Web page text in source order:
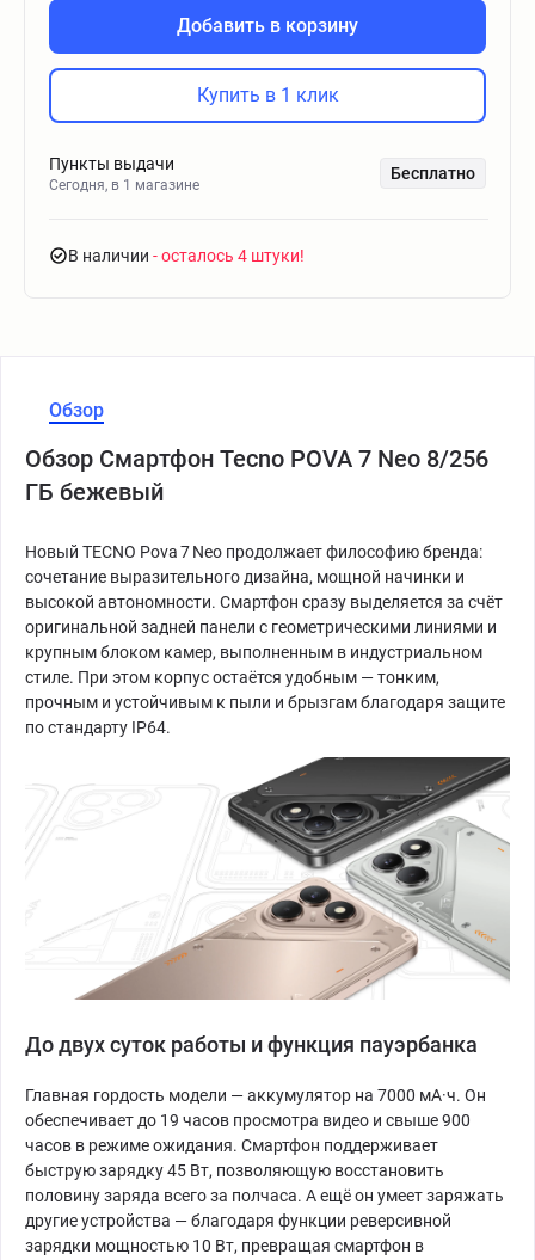
Добавить в корзину
Купить в 1 клик
Пункты выдачи
Сегодня, в 1 магазине
Бесплатно
В наличии - осталось 4 штуки
Обзор
Обзор Смартфон Tecno POVA 7 Neo 8/256
ГБ бежевый
Новый TECNO Pova 7 Neo продолжает философию бренда:
сочетание выразительного дизайна, мощной начинки и
высокой автономности. Смартфон сразу выделяется за счёт
оригинальной задней панели с геометрическими линиями и
крупным блоком камер, выполненным в индустриальном
стиле. При этом корпус остаётся удобным — тонким,
прочным и устойчивым к пыли и брызгам благодаря защите
по стандарту IP64.
До двух суток работы и функция пауэрбанка
Главная гордость модели — аккумулятор на 7000 мА·ч. Он
обеспечивает до 19 часов просмотра видео и свыше 900
часов в режиме ожидания. Смартфон поддерживает
быструю зарядку 45 Вт, позволяющую восстановить
половину заряда всего за полчаса. А ещё он умеет заряжать
другие устройства — благодаря функции реверсивной
зарядки мощностью 10 Вт, превращая смартфон в